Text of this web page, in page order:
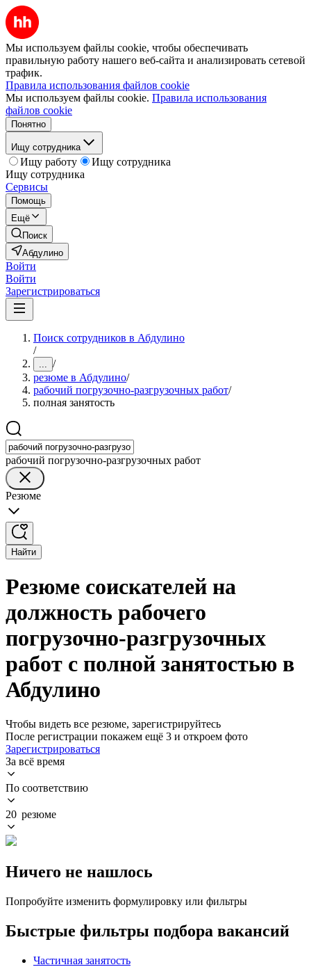
Мы используем файлы cookie, чтобы обеспечивать
правильную работу нашего веб-сайта и анализировать сетевой
трафик.
Правила использования файлов cookie
Мы используем файлы cookie. Правила использования
файлов cookie
Понятно
Ищу сотрудника
Ищу работу
Ищу сотрудника
Ищу сотрудника
Сервисы
Помощь
Ещё
Поиск
Абдулино
Войти
Войти
Зарегистрироваться
Поиск сотрудников в Абдулино
/
... /
резюме в Абдулино/
рабочий погрузочно-разгрузочных работ/
полная занятость
рабочий погрузочно-разгрузочных работ
Резюме
Найти
Резюме соискателей на
должность рабочего
погрузочно-разгрузочных
работ с полной занятостью в
Абдулино
Чтобы видеть все резюме, зарегистрируйтесь
После регистрации покажем ещё 3 и откроем фото
Зарегистрироваться
За всё время
По соответствию
20 резюме
Ничего не нашлось
Попробуйте изменить формулировку или фильтры
Быстрые фильтры подбора вакансий
Частичная занятость